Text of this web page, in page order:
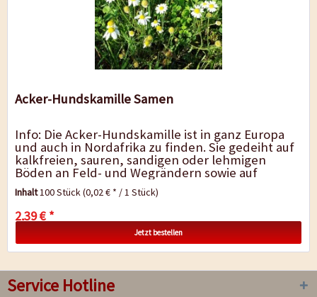
Acker-Hundskamille Samen
Info: Die Acker-Hundskamille ist in ganz Europa
und auch in Nordafrika zu finden. Sie gedeiht auf
kalkfreien, sauren, sandigen oder lehmigen
Böden an Feld- und Wegrändern sowie auf
Brachflächen. Die hübschen...
Inhalt100 Stück(0,02 € * / 1 Stück)
2,39 € *
Jetzt bestellen
Service Hotline